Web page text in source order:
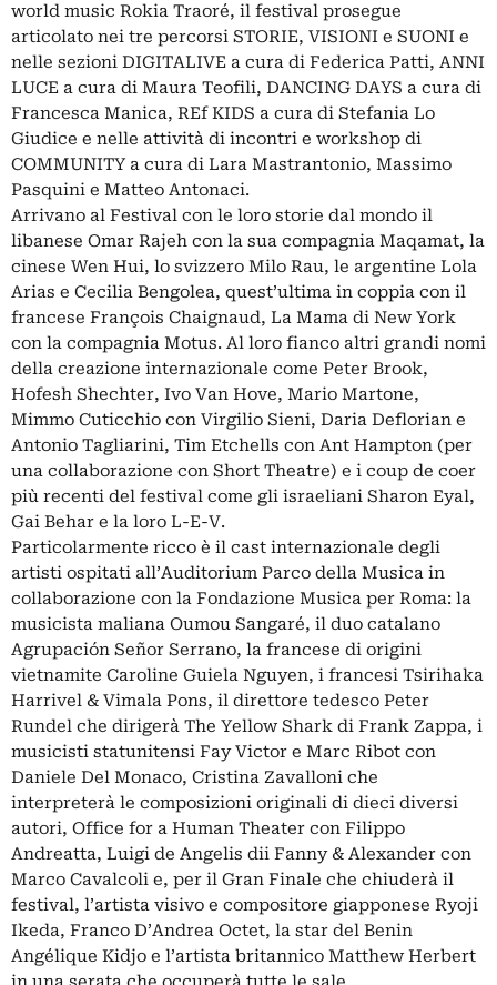
world music Rokia Traoré, il festival prosegue
articolato nei tre percorsi STORIE, VISIONI e SUONI e
nelle sezioni DIGITALIVE a cura di Federica Patti, ANNI
LUCE a cura di Maura Teofili, DANCING DAYS a cura di
Francesca Manica, REf KIDS a cura di Stefania Lo
Giudice e nelle attività di incontri e workshop di
COMMUNITY a cura di Lara Mastrantonio, Massimo
Pasquini e Matteo Antonaci.
Arrivano al Festival con le loro storie dal mondo il
libanese Omar Rajeh con la sua compagnia Maqamat, la
cinese Wen Hui, lo svizzero Milo Rau, le argentine Lola
Arias e Cecilia Bengolea, quest’ultima in coppia con il
francese François Chaignaud, La Mama di New York
con la compagnia Motus. Al loro fianco altri grandi nomi
della creazione internazionale come Peter Brook,
Hofesh Shechter, Ivo Van Hove, Mario Martone,
Mimmo Cuticchio con Virgilio Sieni, Daria Deflorian e
Antonio Tagliarini, Tim Etchells con Ant Hampton (per
una collaborazione con Short Theatre) e i coup de coer
più recenti del festival come gli israeliani Sharon Eyal,
Gai Behar e la loro L-E-V.
Particolarmente ricco è il cast internazionale degli
artisti ospitati all’Auditorium Parco della Musica in
collaborazione con la Fondazione Musica per Roma: la
musicista maliana Oumou Sangaré, il duo catalano
Agrupación Señor Serrano, la francese di origini
vietnamite Caroline Guiela Nguyen, i francesi Tsirihaka
Harrivel & Vimala Pons, il direttore tedesco Peter
Rundel che dirigerà The Yellow Shark di Frank Zappa, i
musicisti statunitensi Fay Victor e Marc Ribot con
Daniele Del Monaco, Cristina Zavalloni che
interpreterà le composizioni originali di dieci diversi
autori, Office for a Human Theater con Filippo
Andreatta, Luigi de Angelis dii Fanny & Alexander con
Marco Cavalcoli e, per il Gran Finale che chiuderà il
festival, l’artista visivo e compositore giapponese Ryoji
Ikeda, Franco D’Andrea Octet, la star del Benin
Angélique Kidjo e l’artista britannico Matthew Herbert